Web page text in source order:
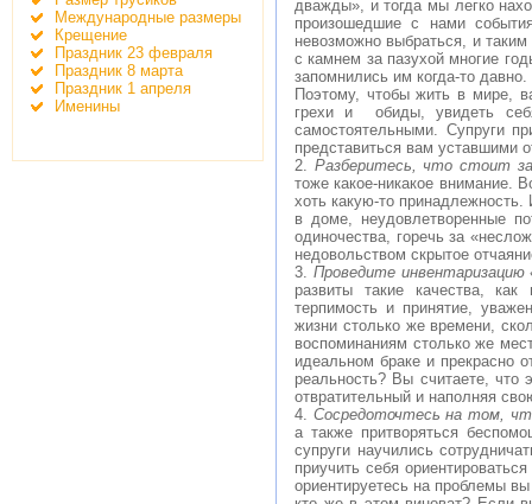
Международные размеры
Крещение
Праздник 23 февраля
Праздник 8 марта
Праздник 1 апреля
Именины
дважды», и тогда мы легко
произошедшие с нами
невозможно выбраться, и
с камнем за пазухой многие
запомнились им когда-то
Поэтому, чтобы жить в мире,
грехи и обиды, увидеть
самостоятельными. Супруги
представиться вам уставшими
2. Разберитесь, что стоит
тоже какое-никакое внимание.
хоть какую-то принадлежность.
в доме, неудовлетворенные
одиночества, горечь за
недовольством скрытое
3. Проведите инвентаризацию
развиты такие качества,
терпимость и принятие,
жизни столько же времени,
воспоминаниям столько же
идеальном браке и прекрасно
реальность? Вы считаете, что
отвратительный и наполняя
4. Сосредоточтесь на том,
а также притворяться
супруги научились
приучить себя
ориентируетесь на проблемы